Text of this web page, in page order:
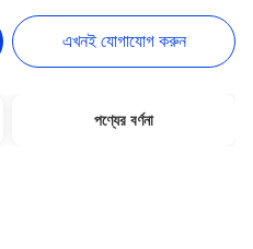
এখনই যোগাযোগ করুন
পণ্যের বর্ণনা